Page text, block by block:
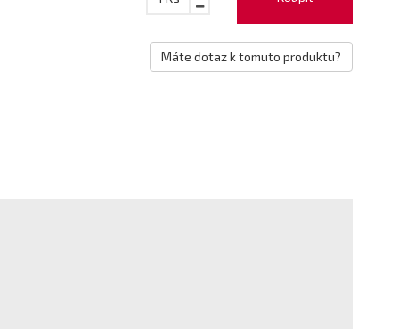
Máte dotaz k tomuto produktu?